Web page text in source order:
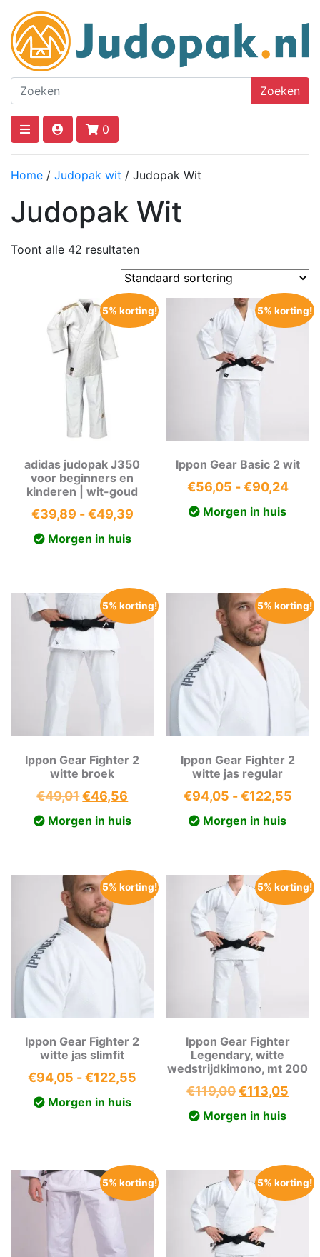
Zoeken
0
Home / Judopak wit / Judopak Wit
Judopak Wit
Toont alle 42 resultaten
5% korting!
adidas judopak J350
voor beginners en
kinderen | wit-goud
€39,89 -€49,39Prijsklasse:
Morgen in huis
5% korting!
Ippon Gear Basic 2 wit
€56,05 - €90,24
Morgen in huis
5% korting!
Ippon Gear Fighter 2
witte broek
€49,01Oorspronkelijke
prijs
€46,56
Morgen in huis
5% korting!
Ippon Gear Fighter 2
witte jas regular
€94,05 - €122,55
Morgen in huis
5% korting!
Ippon Gear Fighter 2
witte jas slimfit
€94,05 - €122,55 Prijsklasse:
Morgen in huis
5% korting!
Ippon Gear Fighter
Legendary, witte
wedstrijdkimono, mt 200
€119,00
prijs
€113,05
Morgen in huis
5% korting! 5% korting!